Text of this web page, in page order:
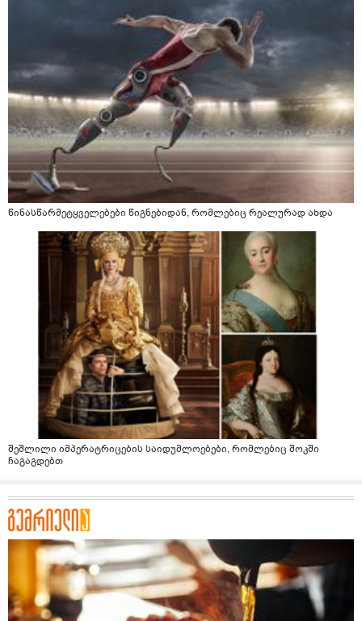
წინასწარმეტყველებები წიგნებიდან, რომლებიც რეალურად ახდა
შეშლილი იმპერატრიცების საიდუმლოებები, რომლებიც შოკში
ჩაგაგდებთ